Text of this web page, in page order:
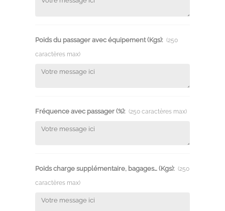
Poids du passager avec équipement (Kgs): (250
caractères max)
Fréquence avec passager (%): (250 caractères max)
Poids charge supplémentaire, bagages… (Kgs): (250
caractères max)